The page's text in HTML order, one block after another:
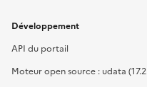
Développement
API du portail
Moteur open source : udata